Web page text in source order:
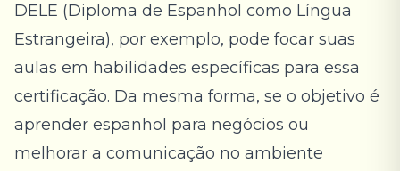
DELE (Diploma de Espanhol como Língua
Estrangeira), por exemplo, pode focar suas
aulas em habilidades específicas para essa
certificação. Da mesma forma, se o objetivo é
aprender espanhol para negócios ou
melhorar a comunicação no ambiente